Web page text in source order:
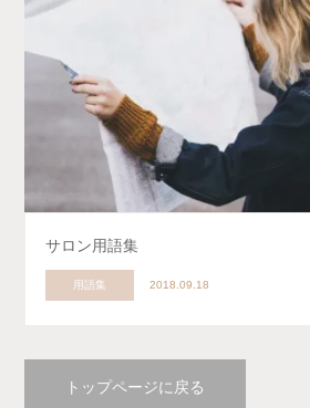
サロン用語集
用語集 2018.09.18
トップページに戻る